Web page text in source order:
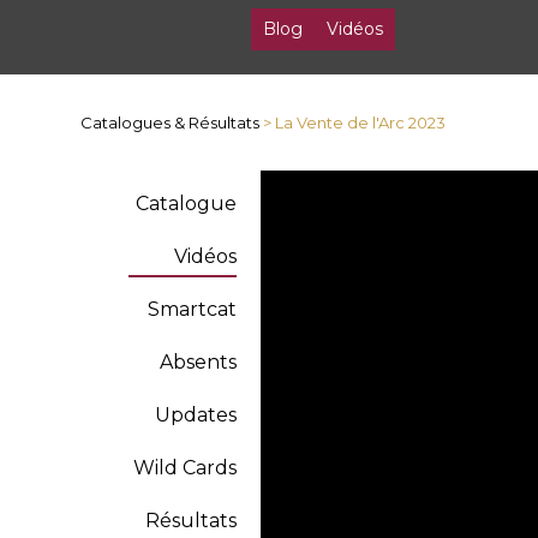
Blog Vidéos
Catalogues & Résultats > La Vente de l'Arc 2023
Catalogue
Vidéos
Smartcat
Absents
Updates
Wild Cards
Résultats